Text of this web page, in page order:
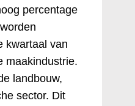
percentage
kwartaal van
maakindustrie.
landbouw,
sector. Dit